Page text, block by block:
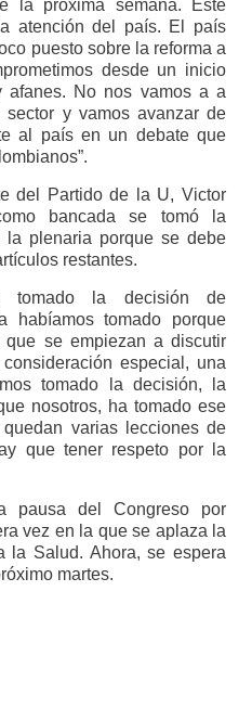
la próxima semana. Este
atención del país. El país
puesto sobre la reforma a
desde un inicio
afanes. No nos vamos a a
y vamos avanzar de
al país en un debate que
del Partido de la U, Victor
bancada se tomó la
plenaria porque se debe
restantes.
tomado la decisión de
habíamos tomado porque
se empiezan a discutir
especial, una
tomado la decisión, la
nosotros, ha tomado ese
varias lecciones de
que tener respeto por la
pausa del Congreso por
vez en la que se aplaza la
la Salud. Ahora, se espera
martes.